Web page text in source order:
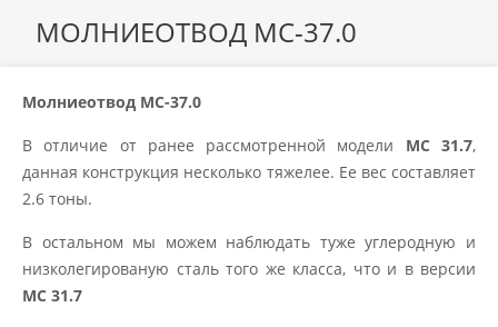
МОЛНИЕОТВОД МС-37.0
Молниеотвод МС-37.0
В отличие от ранее рассмотренной модели МС 31.7,
данная конструкция несколько тяжелее. Ее вес составляет
2.6 тоны.
В остальном мы можем наблюдать туже углеродную и
низколегированую сталь того же класса, что и в версии
МС 31.7